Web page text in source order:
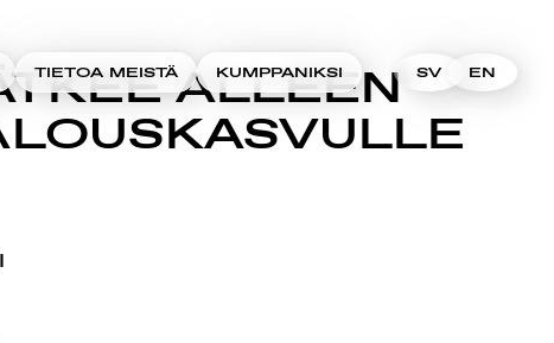
TIETOA MEISTÄ KUMPPANIKSI SV EN
ALLEEN